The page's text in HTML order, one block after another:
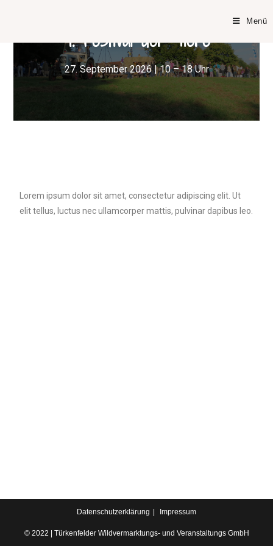
Menü
7. Festival der Tiere
27. September 2026 | 10 – 18 Uhr
Lorem ipsum dolor sit amet, consectetur adipiscing elit. Ut
elit tellus, luctus nec ullamcorper mattis, pulvinar dapibus leo.
Datenschutzerklärung Impressum
© 2022 | Türkenfelder Wildvermarktungs- und Veranstaltungs GmbH